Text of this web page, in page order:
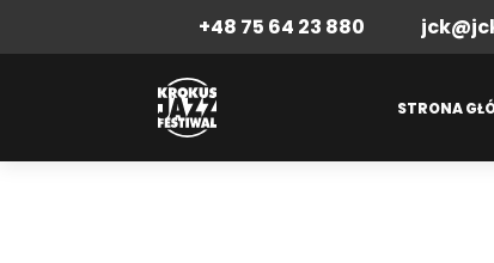
+48 75 64 23 880
STRONA